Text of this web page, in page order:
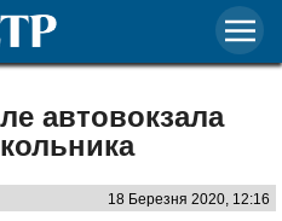
автовокзала
18 Березня 2020, 12:16